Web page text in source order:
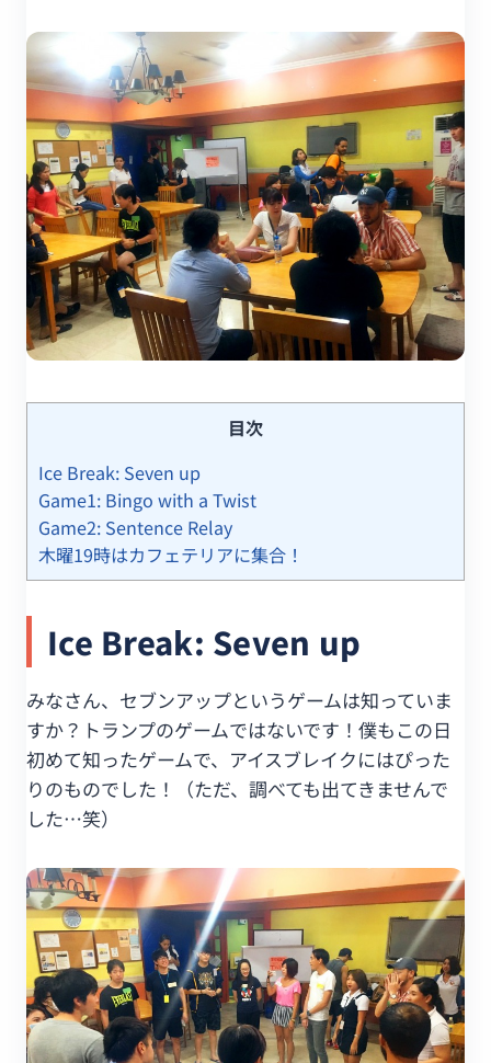
目次
Ice Break: Seven up
Game1: Bingo with a Twist
Game2: Sentence Relay
木曜19時はカフェテリアに集合！
Ice Break: Seven up
みなさん、セブンアップというゲームは知っていま
すか？トランプのゲームではないです！僕もこの日
初めて知ったゲームで、アイスブレイクにはぴった
りのものでした！（ただ、調べても出てきませんで
した…笑）